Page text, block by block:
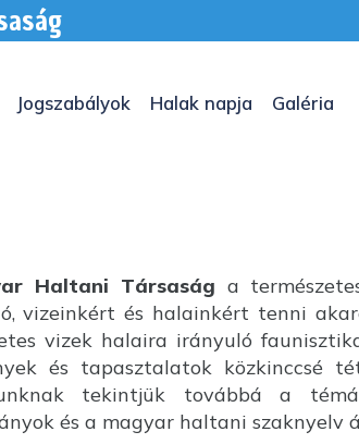
Jogszabályok Halak napja Galéria
Haltani Társaság a
vizeinkért és halainkért tenni
vizek halaira irányuló
és tapasztalatok közkinccsé
tekintjük továbbá a
és a magyar haltani szaknyelv